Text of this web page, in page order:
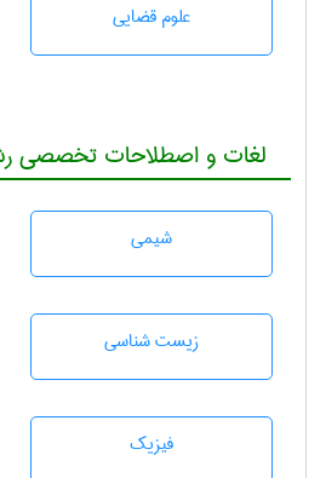
علوم قضایی
لغات و اصطلاحات تخصصی
شيمی
زيست شناسی
فیزیک